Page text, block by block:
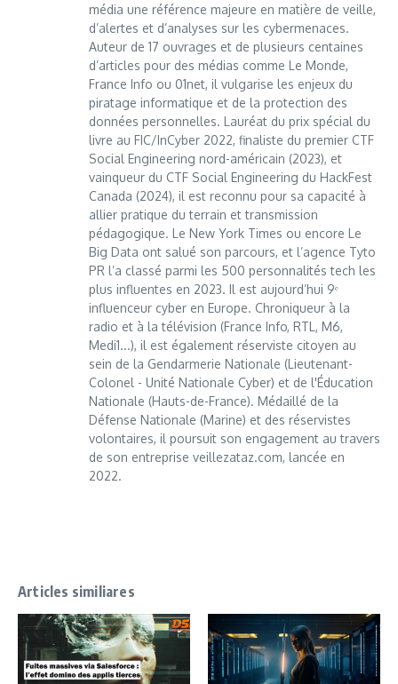
média une référence majeure en matière de veille,
d’alertes et d’analyses sur les cybermenaces.
Auteur de 17 ouvrages et de plusieurs centaines
d’articles pour des médias comme Le Monde,
France Info ou 01net, il vulgarise les enjeux du
piratage informatique et de la protection des
données personnelles. Lauréat du prix spécial du
livre au FIC/InCyber 2022, finaliste du premier CTF
Social Engineering nord-américain (2023), et
vainqueur du CTF Social Engineering du HackFest
Canada (2024), il est reconnu pour sa capacité à
allier pratique du terrain et transmission
pédagogique. Le New York Times ou encore Le
Big Data ont salué son parcours, et l’agence Tyto
PR l’a classé parmi les 500 personnalités tech les
plus influentes en 2023. Il est aujourd’hui 9ᵉ
influenceur cyber en Europe. Chroniqueur à la
radio et à la télévision (France Info, RTL, M6,
Medi1...), il est également réserviste citoyen au
sein de la Gendarmerie Nationale (Lieutenant-
Colonel - Unité Nationale Cyber) et de l'Éducation
Nationale (Hauts-de-France). Médaillé de la
Défense Nationale (Marine) et des réservistes
volontaires, il poursuit son engagement au travers
de son entreprise veillezataz.com, lancée en
2022.
Articles similiares